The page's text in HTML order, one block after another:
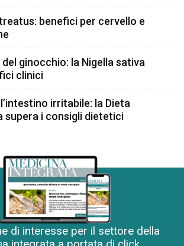
benefici per cervello e
ginocchio: la Nigella sativa
clinici
irritabile: la Dieta
supera i consigli dietetici
di interesse per il settore della